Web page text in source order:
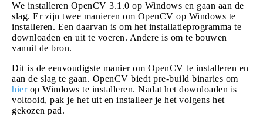
We installeren OpenCV 3.1.0 op Windows en gaan aan de
slag. Er zijn twee manieren om OpenCV op Windows te
installeren. Een daarvan is om het installatieprogramma te
downloaden en uit te voeren. Andere is om te bouwen
vanuit de bron.
Dit is de eenvoudigste manier om OpenCV te installeren en
aan de slag te gaan. OpenCV biedt pre-build binaries om
hierop Windows te installeren. Nadat het downloaden is
voltooid, pak je het uit en installeer je het volgens het
gekozen pad.